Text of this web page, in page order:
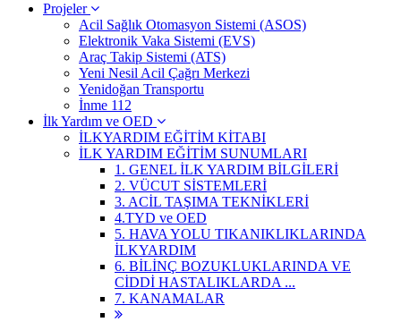
Projeler
Acil Sağlık Otomasyon Sistemi (ASOS)
Elektronik Vaka Sistemi (EVS)
Araç Takip Sistemi (ATS)
Yeni Nesil Acil Çağrı Merkezi
Yenidoğan Transportu
İnme 112
İlk Yardım ve OED
İLKYARDIM EĞİTİM KİTABI
İLK YARDIM EĞİTİM SUNUMLARI
1. GENEL İLK YARDIM BİLGİLERİ
2. VÜCUT SİSTEMLERİ
3. ACİL TAŞIMA TEKNİKLERİ
4.TYD ve OED
5. HAVA YOLU TIKANIKLIKLARINDA
İLKYARDIM
6. BİLİNÇ BOZUKLUKLARINDA VE
CİDDİ HASTALIKLARDA ...
7. KANAMALAR